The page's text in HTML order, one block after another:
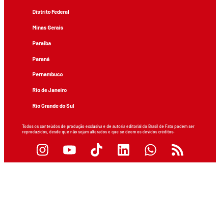
Distrito Federal
Minas Gerais
Paraíba
Paraná
Pernambuco
Rio de Janeiro
Rio Grande do Sul
Todos os conteúdos de produção exclusiva e de autoria editorial do Brasil de Fato podem ser
reproduzidos, desde que não sejam alterados e que se deem os devidos créditos.